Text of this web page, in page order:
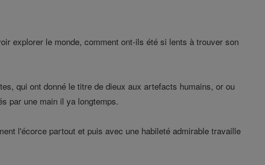
explorer le monde, comment ont-ils été si lents à trouver son
qui ont donné le titre de dieux aux artefacts humains, or ou
par une main il ya longtemps.
l'écorce partout et puis avec une habileté admirable travaille